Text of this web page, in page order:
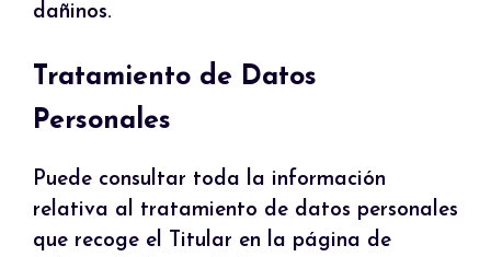
dañinos.
Tratamiento de Datos
Personales
Puede consultar toda la información
relativa al tratamiento de datos personales
que recoge el Titular en la página de